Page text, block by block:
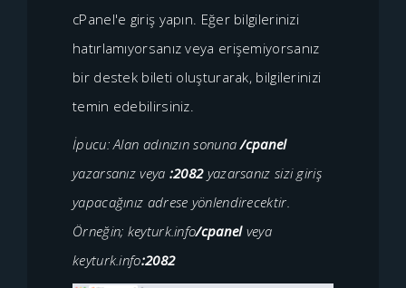
cPanel'e giriş yapın. Eğer bilgilerinizi
hatırlamıyorsanız veya erişemiyorsanız
bir destek bileti oluşturarak, bilgilerinizi
temin edebilirsiniz.
İpucu: Alan adınızın sonuna/cpanel
yazarsanız veya :2082yazarsanız sizi giriş
yapacağınız adrese yönlendirecektir.
Örneğin; keyturk.info/cpanelveya
keyturk.info:2082